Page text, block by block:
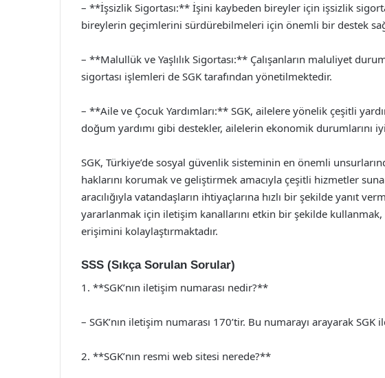
– **İşsizlik Sigortası:** İşini kaybeden bireyler için işsizlik
bireylerin geçimlerini sürdürebilmeleri için önemli bir destek
– **Malullük ve Yaşlılık Sigortası:** Çalışanların maluliyet
sigortası işlemleri de SGK tarafından yönetilmektedir.
– **Aile ve Çocuk Yardımları:** SGK, ailelere yönelik çeşitli
doğum yardımı gibi destekler, ailelerin ekonomik durumlarını
SGK, Türkiye’de sosyal güvenlik sisteminin en önemli
haklarını korumak ve geliştirmek amacıyla çeşitli hizmetler
aracılığıyla vatandaşların ihtiyaçlarına hızlı bir şekilde yanıt
yararlanmak için iletişim kanallarını etkin bir şekilde
erişimini kolaylaştırmaktadır.
SSS (Sıkça Sorulan Sorular)
1. **SGK’nın iletişim numarası nedir?**
– SGK’nın iletişim numarası 170’tir. Bu numarayı arayarak
2. **SGK’nın resmi web sitesi nerede?**